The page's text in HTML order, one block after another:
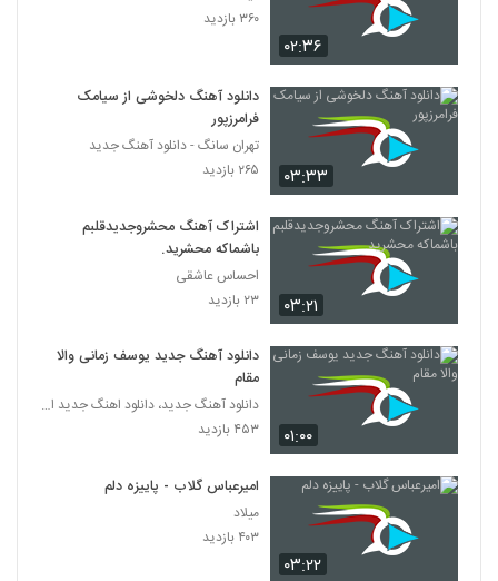
۰۲:۳۶
۳۶۰ بازدید
۰۳:۳۳
دانلود آهنگ دلخوشی از سیامک
فرامرزپور
تهران سانگ - دانلود آهنگ جدید
۲۶۵ بازدید
۰۳:۲۱
اشتراک آهنگ محشروجدیدقلبم
باشماکه محشرید.
احساس عاشقی
۲۳ بازدید
۰۱:۰۰
دانلود آهنگ جدید یوسف زمانی والا
مقام
دانلود آهنگ جدید، دانلود اهنگ جدید ایرانی
۴۵۳ بازدید
۰۳:۲۲
امیرعباس گلاب - پاییزه دلم
میلاد
۴۰۳ بازدید